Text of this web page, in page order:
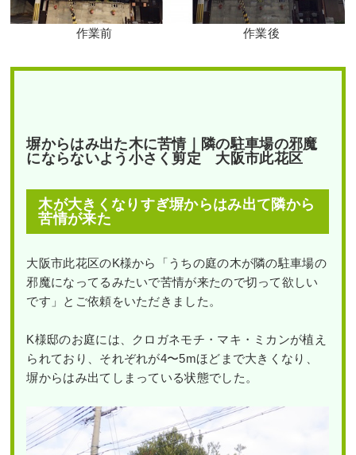
作業前 作業後
塀からはみ出た木に苦情｜隣の駐車場の邪魔
にならないよう小さく剪定 大阪市此花区
木が大きくなりすぎ塀からはみ出て隣から
苦情が来た
大阪市此花区のK様から「うちの庭の木が隣の駐車場の
邪魔になってるみたいで苦情が来たので切って欲しい
です」とご依頼をいただきました。
K様邸のお庭には、クロガネモチ・マキ・ミカンが植え
られており、それぞれが4〜5mほどまで大きくなり、
塀からはみ出てしまっている状態でした。